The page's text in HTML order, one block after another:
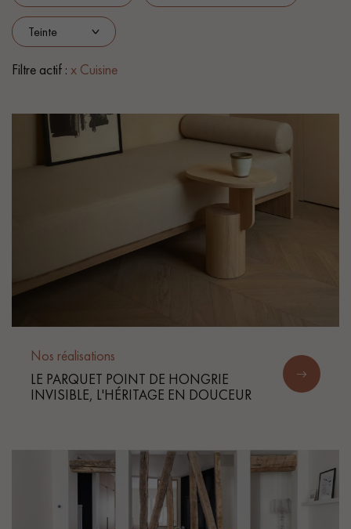
PARQUET VIEILLI
Nos conseillers sont disponibles au
pas dans le choix et la pose de votre parquet.
Un expert Décoplus Parquets vous appelle
Filtre actif : x Cuisine
Nos réalisations
LE PARQUET POINT DE HONGRIE
INVISIBLE, L'HÉRITAGE EN DOUCEUR